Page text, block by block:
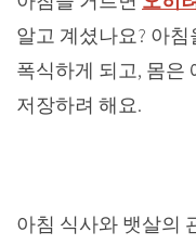
알고 계셨나요? 아
폭식하게 되고, 몸은
저장하려 해요.
아침 식사와 뱃살의